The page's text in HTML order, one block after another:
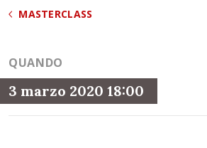
MASTERCLASS
QUANDO
3 marzo 2020 18:00